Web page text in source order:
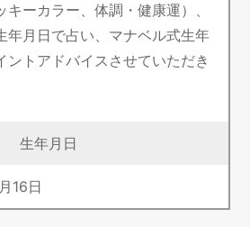
ーカラー、体調・健康運）、
年月日で占い、マナベル式生年
ントアドバイスさせていただき
生年月日
月 16日